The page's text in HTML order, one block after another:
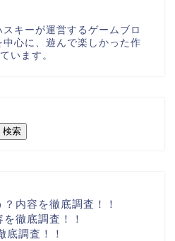
キーが運営するゲームブロ
心に、遊んで楽しかった作
います。
検索
内容を徹底調査！！
徹底調査！！
底調査！！